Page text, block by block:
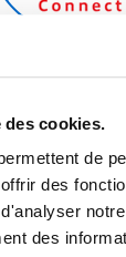
cookies.
de
des
des
France